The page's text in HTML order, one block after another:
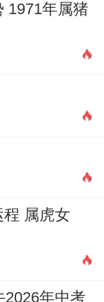
但人际复
开阔，利于
压力最大之
多端，重大
1971年属猪
程 属虎女
2026年中考